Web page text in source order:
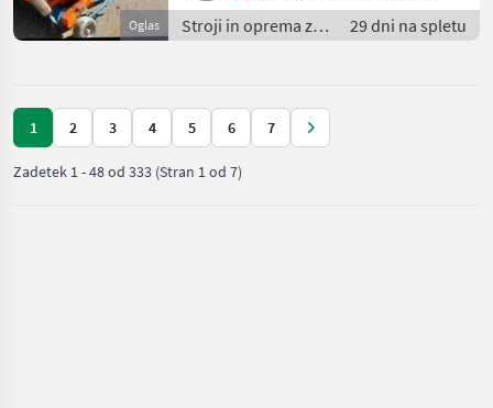
Oglas
Stroji in oprema za
žetev in spravilo /
29 dni na spletu
1 2 3 4 5 6 7
Zadetek 1-48od 333 (Stran 1 od 7)